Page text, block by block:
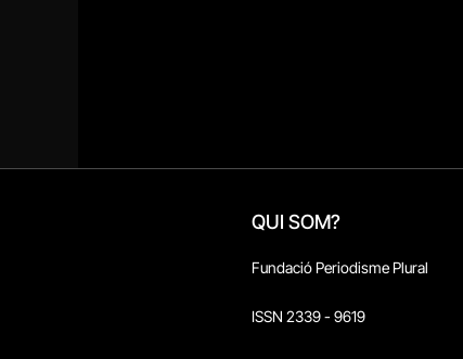
QUI SOM?
Fundació Periodisme Plural
ISSN 2339 - 9619